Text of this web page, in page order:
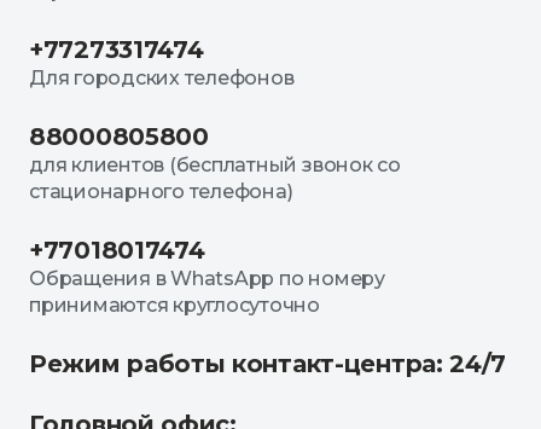
+77273317474
Для городских телефонов
88000805800
для клиентов (бесплатный звонок со
стационарного телефона)
+77018017474
Обращения в WhatsApp по номеру
принимаются круглосуточно
Режим работы контакт-центра: 24/7